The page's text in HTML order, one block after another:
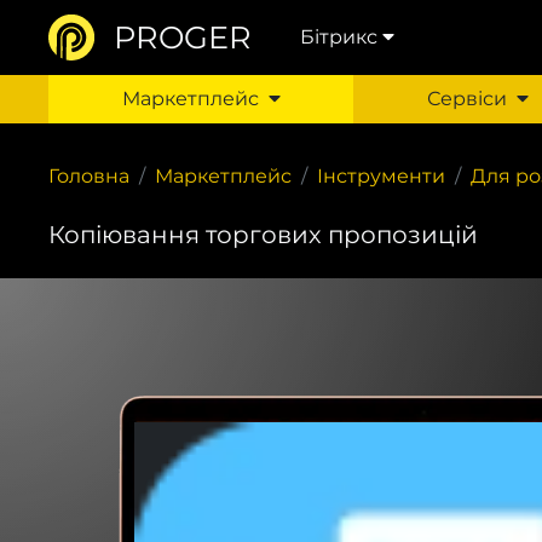
PROGER Бітрикс
Маркетплейс Сервіси
Головна Маркетплейс Інструменти Для
Копіювання торгових пропозицій